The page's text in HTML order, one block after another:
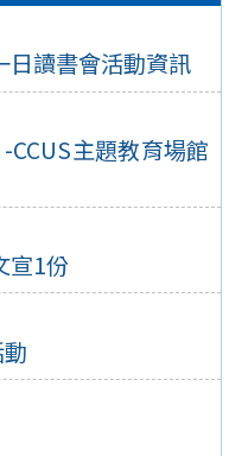
日讀書會活動資訊
CCUS主題教育場館
宣1份